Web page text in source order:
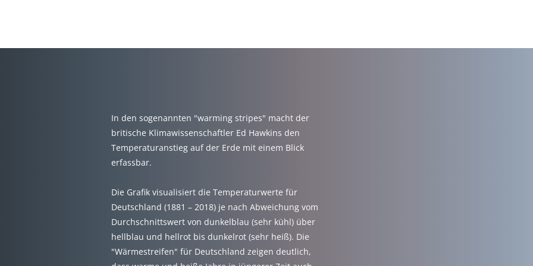
In den sogenannten "warming stripes" macht der
britische Klimawissenschaftler Ed Hawkins den
Temperaturanstieg auf der Erde mit einem Blick
erfassbar.
Die Grafik visualisiert die Temperaturwerte für
Deutschland (1881 – 2018) je nach Abweichung vom
Durchschnittswert von dunkelblau (sehr kühl) über
hellblau und hellrot bis dunkelrot (sehr heiß). Die
"Wärmestreifen" für Deutschland zeigen deutlich,